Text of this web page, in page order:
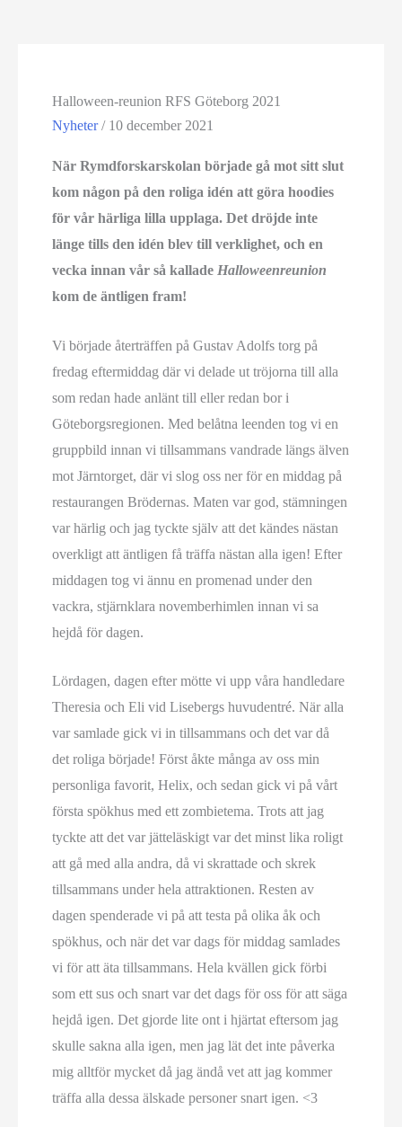
Halloween-reunion RFS Göteborg 2021
Nyheter/ 10 december 2021
När Rymdforskarskolan började gå mot sitt slut
kom någon på den roliga idén att göra hoodies
för vår härliga lilla upplaga. Det dröjde inte
länge tills den idén blev till verklighet, och en
vecka innan vår så kallade Halloweenreunion
kom de äntligen fram!
Vi började återträffen på Gustav Adolfs torg på
fredag eftermiddag där vi delade ut tröjorna till alla
som redan hade anlänt till eller redan bor i
Göteborgsregionen. Med belåtna leenden tog vi en
gruppbild innan vi tillsammans vandrade längs älven
mot Järntorget, där vi slog oss ner för en middag på
restaurangen Brödernas. Maten var god, stämningen
var härlig och jag tyckte själv att det kändes nästan
overkligt att äntligen få träffa nästan alla igen! Efter
middagen tog vi ännu en promenad under den
vackra, stjärnklara novemberhimlen innan vi sa
hejdå för dagen.
Lördagen, dagen efter mötte vi upp våra handledare
Theresia och Eli vid Lisebergs huvudentré. När alla
var samlade gick vi in tillsammans och det var då
det roliga började! Först åkte många av oss min
personliga favorit, Helix, och sedan gick vi på vårt
första spökhus med ett zombietema. Trots att jag
tyckte att det var jätteläskigt var det minst lika roligt
att gå med alla andra, då vi skrattade och skrek
tillsammans under hela attraktionen. Resten av
dagen spenderade vi på att testa på olika åk och
spökhus, och när det var dags för middag samlades
vi för att äta tillsammans. Hela kvällen gick förbi
som ett sus och snart var det dags för oss för att säga
hejdå igen. Det gjorde lite ont i hjärtat eftersom jag
skulle sakna alla igen, men jag lät det inte påverka
mig alltför mycket då jag ändå vet att jag kommer
träffa alla dessa älskade personer snart igen. <3